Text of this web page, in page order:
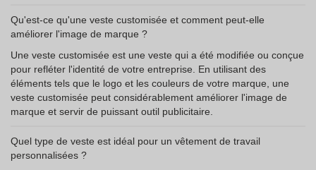
Qu'est-ce qu'une veste customisée et comment peut-elle
améliorer l'image de marque ?
Une veste customisée est une veste qui a été modifiée ou conçue
pour refléter l'identité de votre entreprise. En utilisant des
éléments tels que le logo et les couleurs de votre marque, une
veste customisée peut considérablement améliorer l'image de
marque et servir de puissant outil publicitaire.
Quel type de veste est idéal pour un vêtement de travail
personnalisées ?